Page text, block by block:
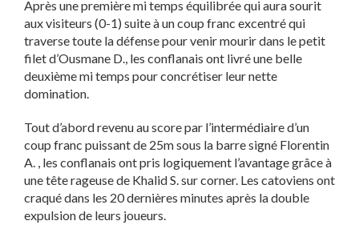
Après une première mi temps équilibrée qui aura sourit
aux visiteurs (0-1) suite à un coup franc excentré qui
traverse toute la défense pour venir mourir dans le petit
filet d’Ousmane D., les conflanais ont livré une belle
deuxième mi temps pour concrétiser leur nette
domination.
Tout d’abord revenu au score par l’intermédiaire d’un
coup franc puissant de 25m sous la barre signé Florentin
A. , les conflanais ont pris logiquement l’avantage grâce à
une tête rageuse de Khalid S. sur corner. Les catoviens ont
craqué dans les 20 dernières minutes après la double
expulsion de leurs joueurs.